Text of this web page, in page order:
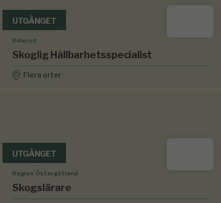
UTGÅNGET
Billerud
Skoglig Hållbarhetsspecialist
Flera orter
UTGÅNGET
Region Östergötland
Skogslärare